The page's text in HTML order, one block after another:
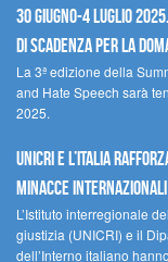
30 giugno-4 luglio
di scadenza per la
La 3ª edizione della
and Hate Speech sarà
2025.
UNICRI e l’Italia
minacce internazionali
L’Istituto interregionale
giustizia (UNICRI) e il
dell’Interno italiano